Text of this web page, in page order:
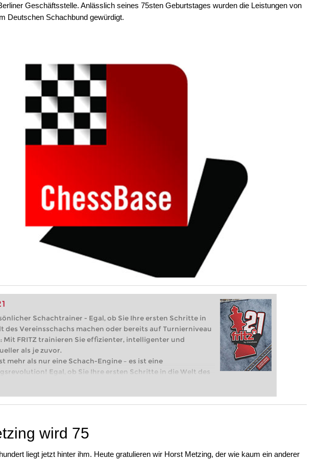
Geschäftsstelle. Anlässlich seines 75sten Geburtstages wurden die Leistungen von
Deutschen Schachbund gewürdigt.
Schachtrainer - Egal, ob Sie Ihre ersten Schritte in
des Vereinsschachs machen oder bereits auf Turnierniveau
Mit FRITZ trainieren Sie effizienter, intelligenter und
als je zuvor.
mehr als nur eine Schach-Engine – es ist eine
Egal, ob Sie Ihre ersten Schritte in die Welt des
machen oder bereits auf Turnierniveau spielen: Mit
wird 75
liegt jetzt hinter ihm. Heute gratulieren wir Horst Metzing, der wie kaum ein anderer